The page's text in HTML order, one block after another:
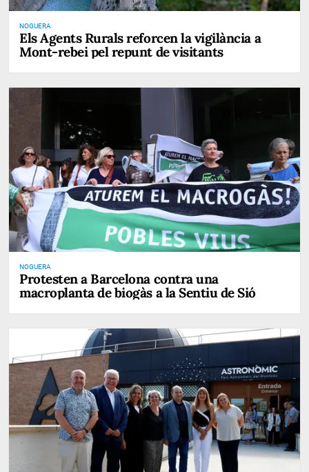
NOGUERA
Els Agents Rurals reforcen la vigilància a
Mont-rebei pel repunt de visitants
NOGUERA
Protesten a Barcelona contra una
macroplanta de biogàs a la Sentiu de Sió